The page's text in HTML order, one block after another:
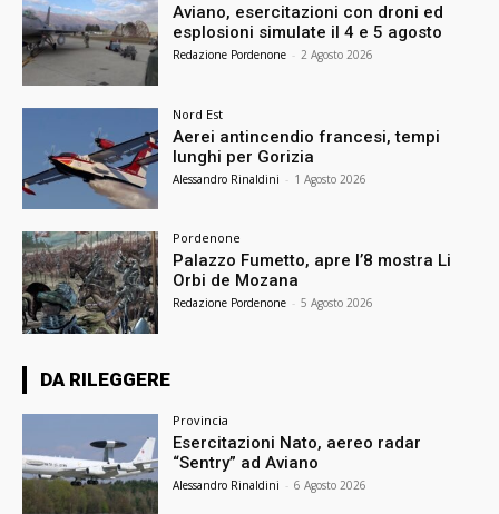
Aviano, esercitazioni con droni ed
esplosioni simulate il 4 e 5 agosto
Redazione Pordenone - 2 Agosto 2026
Nord Est
Aerei antincendio francesi, tempi
lunghi per Gorizia
Alessandro Rinaldini - 1 Agosto 2026
Pordenone
Palazzo Fumetto, apre l’8 mostra Li
Orbi de Mozana
Redazione Pordenone - 5 Agosto 2026
DA RILEGGERE
Provincia
Esercitazioni Nato, aereo radar
“Sentry” ad Aviano
Alessandro Rinaldini - 6 Agosto 2026